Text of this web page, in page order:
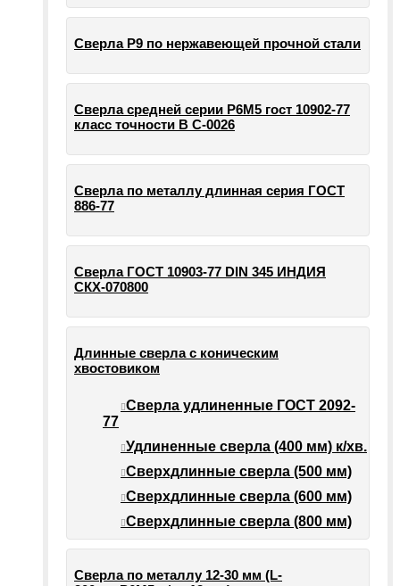
Сверла Р9 по нержавеющей прочной стали
Сверла средней серии Р6М5 гост 10902-77
класс точности В С-0026
Сверла по металлу длинная серия ГОСТ
886-77
Сверла ГОСТ 10903-77 DIN 345 ИНДИЯ
СКХ-070800
Длинные сверла с коническим
хвостовиком
Сверла удлиненные ГОСТ 2092-
77
Удлиненные сверла (400 мм) к/хв.
Сверхдлинные сверла (500 мм)
Сверхдлинные сверла (600 мм)
Сверхдлинные сверла (800 мм)
Сверла по металлу 12-30 мм (L-